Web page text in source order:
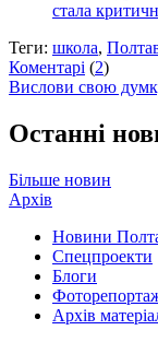
стала
Теги: школа,
Коментарі (2)
Вислови свою
Останні
Більше новин
Архів
Новини
Спецпроекти
Блоги
Архів